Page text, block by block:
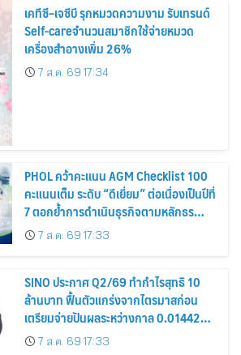
เคทีซี–เจซีบี รุกหมวดความงาม รับเทรนด์
Self-careจำนวนสมาชิกใช้จ่ายหมวด
เครื่องสำอางเพิ่ม 26%
7 ส.ค. 69 17:34
PHOL คว้าคะแนน AGM Checklist 100
คะแนนเต็ม ระดับ “ดีเยี่ยม” ต่อเนื่องเป็นปีที่
7 ตอกย้ำการดำเนินธุรกิจตามหลักธร
รมาภิบาล โปร่งใส สร้างความเชื่อมั่นผู้ถือ
หุ้น
7 ส.ค. 69 17:33
SINO ประกาศ Q2/69 ทำกำไรสุทธิ 10
ล้านบาท ฟื้นตัวแกร่งจากไตรมาสก่อน
เตรียมจ่ายปันผลระหว่างกาล 0.014423
บาทต่อหุ้น ครึ่งปีหลังมุ่งเติบโตต่อเนื่อง
7 ส.ค. 69 17:33